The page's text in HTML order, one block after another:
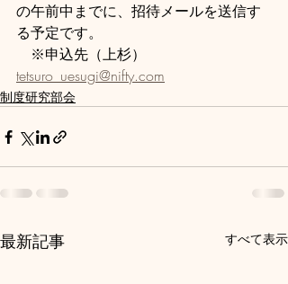
の午前中までに、招待メールを送信す
る予定です。
※申込先（上杉）
tetsuro_uesugi@nifty.com
制度研究部会
最新記事 すべて表示